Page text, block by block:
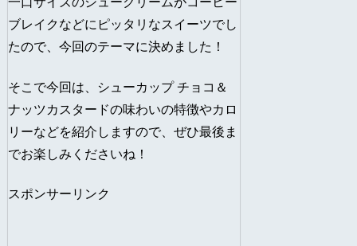
ブレイクなどにピッタリなスイーツでし
たので、今回のテーマに決めました！
そこで今回は、
シューカップ チョコ＆
ナッツカスタードの味わいの特徴やカロ
リーなどを紹介しますので、ぜひ最後ま
でお楽しみくださいね！
スポンサーリンク